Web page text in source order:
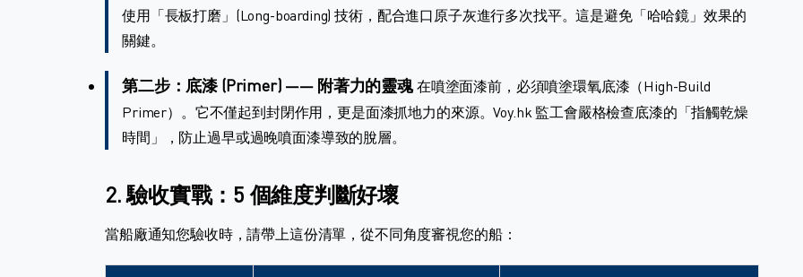
使用「長板打磨」(Long-boarding) 技術，配合進口原子灰進行多次找平。這是避免「哈哈鏡」效果的
關鍵。
第二步：底漆 (Primer) —— 附著力的靈魂在噴塗面漆前，必須噴塗環氧底漆（High-Build
Primer）。它不僅起到封閉作用，更是面漆抓地力的來源。Voy.hk 監工會嚴格檢查底漆的「指觸乾燥
時間」，防止過早或過晚噴面漆導致的脫層。
2. 驗收實戰：5 個維度判斷好壞
當船廠通知您驗收時，請帶上這份清單，從不同角度審視您的船：